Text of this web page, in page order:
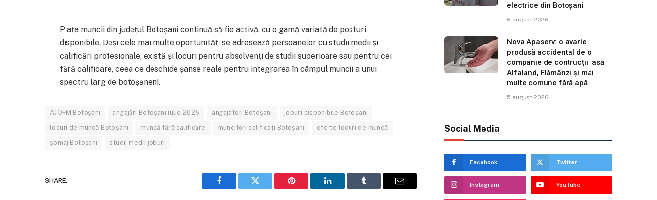
Piața muncii din județul Botoșani continuă să fie activă, cu o gamă variată de posturi
disponibile. Deși cele mai multe oportunități se adresează persoanelor cu studii medii și
calificări profesionale, există și locuri pentru absolvenți de studii superioare sau pentru cei
fără calificare, ceea ce deschide șanse reale pentru integrarea în câmpul muncii a unui
spectru larg de botoșăneni.
AJOFM Botoșani angajări Botoșani iulie 2025 angajatori Botoșani joburi disponibile Botoșani
locuri de muncă Botoșani muncă fără calificare muncitori calificați Botoșani oferte locuri de muncă
șomaj Botoșani studii medii joburi
SHARE.
Facebook Twitter Pinterest LinkedIn Tumblr Email
electrice din Botoșani
6 august 2026
Nova Apaserv: o avarie
produsă accidental de o
companie de contrucții lasă
Alfaland, Flămânzi și mai
multe comune fără apă
5 august 2026
Social Media
Facebook Twitter
Instagram YouTube